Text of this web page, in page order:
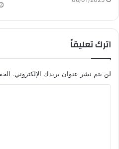
اترك تعليقاً
لن يتم نشر عنوان بريدك الإلكتروني.